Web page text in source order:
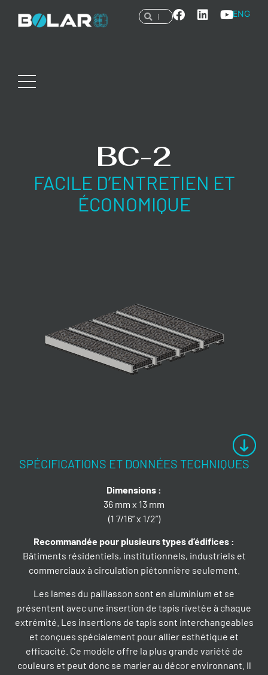
ENG
BC-2
FACILE D’ENTRETIEN ET
ÉCONOMIQUE
SPÉCIFICATIONS ET DONNÉES TECHNIQUES
Dimensions :
36 mm x 13 mm
(1 7/16” x 1/2”)
Recommandée pour plusieurs types d’édifices :
Bâtiments résidentiels, institutionnels, industriels et
commerciaux à circulation piétonnière seulement.
Les lames du paillasson sont en aluminium et se
présentent avec une insertion de tapis rivetée à chaque
extrémité. Les insertions de tapis sont interchangeables
et conçues spécialement pour allier esthétique et
efficacité. Ce modèle offre la plus grande variété de
couleurs et peut donc se marier au décor environnant. Il